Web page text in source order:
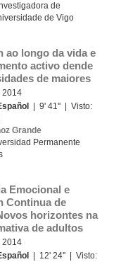
de
de Vigo
ao longo da vida e
activo dende
de maiores
2014
| 9' 41'' | Visto:
Grande
Permanente
Emocional e
Continua de
horizontes na
de adultos
2014
| 12' 24'' | Visto: